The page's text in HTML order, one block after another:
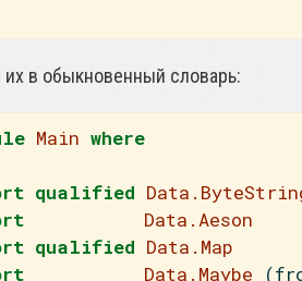
их в обыкновенный словарь:
Main where
qualified
Data.Aeson
qualified Data.Map
Data.Maybe